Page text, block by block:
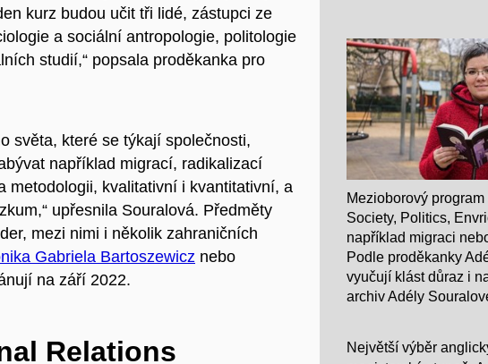
kurz budou učit tři lidé, zástupci ze
a sociální antropologie, politologie
studií,“ popsala proděkanka pro
světa, které se týkají společnosti,
například migrací, radikalizací
metodologii, kvalitativní i kvantitativní, a
upřesnila Souralová. Předměty
mezi nimi i několik zahraničních
Gabriela Bartoszewicz nebo
na září 2022.
Relations
Mezioborový
Society, Politics,
například migraci
Podle proděkanky
vyučují klást důraz i
archiv Adély
Největší výběr